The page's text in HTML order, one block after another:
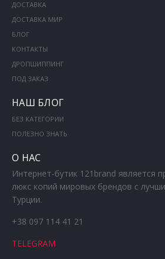
ДОСТАВКА
ДОСТАВКА МИР
БЛОГ
КОНТАКТЫ
ДРОПШИППИНГ
ПОД ЗАКАЗ
НАШ БЛОГ
БЕЗ КАТЕГОРИИ
ПОЛЕЗНО ЗНАТЬ
О НАС
Интернет-бутик 121brand является
люкс копий мировых брендов с
Турции.
+38 097 114 41 21
TELEGRAM